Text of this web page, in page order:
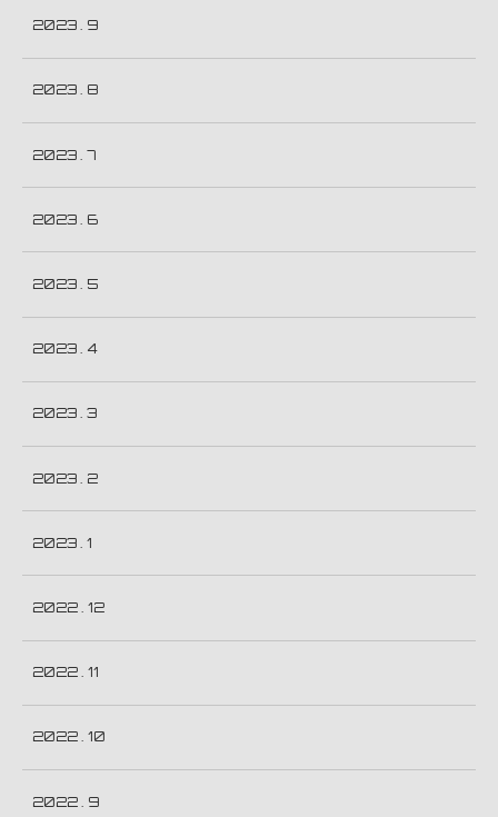
2023 . 9
2023 . 8
2023 . 7
2023 . 6
2023 . 5
2023 . 4
2023 . 3
2023 . 2
2023 . 1
2022 . 12
2022 . 11
2022 . 10
2022 . 9